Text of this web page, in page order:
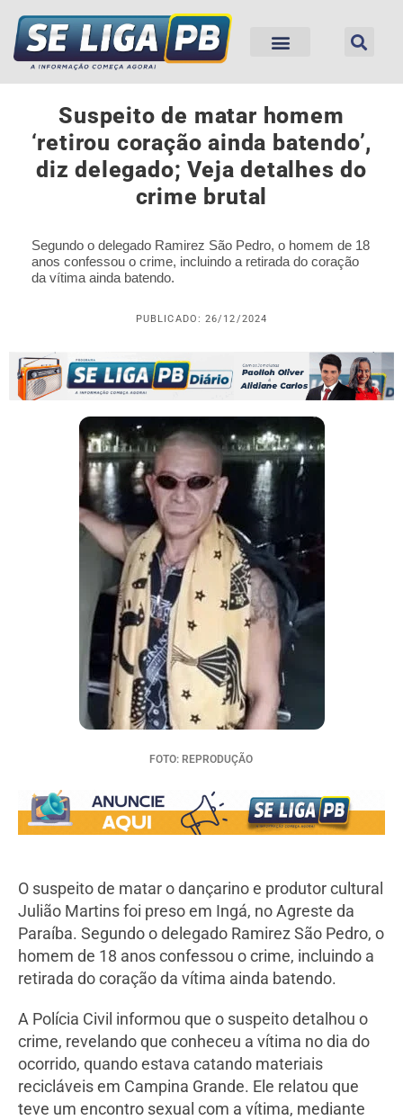
Suspeito de matar homem
‘retirou coração ainda batendo’,
diz delegado; Veja detalhes do
crime brutal
Segundo o delegado Ramirez São Pedro, o homem de 18
anos confessou o crime, incluindo a retirada do coração
da vítima ainda batendo.
PUBLICADO: 26/12/2024
FOTO: REPRODUÇÃO
O suspeito de matar o dançarino e produtor cultural
Julião Martins foi preso em Ingá, no Agreste da
Paraíba. Segundo o delegado Ramirez São Pedro, o
homem de 18 anos confessou o crime, incluindo a
retirada do coração da vítima ainda batendo.
A Polícia Civil informou que o suspeito detalhou o
crime, revelando que conheceu a vítima no dia do
ocorrido, quando estava catando materiais
recicláveis em Campina Grande. Ele relatou que
teve um encontro sexual com a vítima, mediante